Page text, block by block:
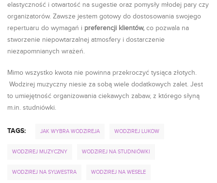
elastyczność i otwartość na sugestie oraz pomysły młodej pary czy
organizatorów. Zawsze jestem gotowy do dostosowania swojego
repertuaru do wymagań i preferencji klientów, co pozwala na
stworzenie niepowtarzalnej atmosfery i dostarczenie
niezapomnianych wrażeń.
Mimo wszystko kwota nie powinna przekroczyć tysiąca złotych.
Wodzirej muzyczny niesie za sobą wiele dodatkowych zalet. Jest
to umiejętność organizowania ciekawych zabaw, z którego słyną
m.in. studniówki.
TAGS: JAK WYBRA WODZIREJA WODZIREJ LUKOW
WODZIREJ MUZYCZNY WODZIREJ NA STUDNIÓWKI
WODZIREJ NA SYLWESTRA WODZIREJ NA WESELE